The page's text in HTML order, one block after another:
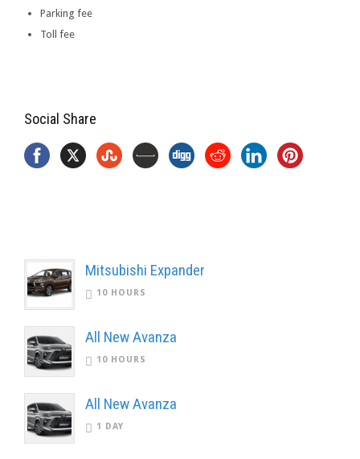
Parking fee
Toll fee
Social Share
Mitsubishi Expander
10 HOURS
All New Avanza
10 HOURS
All New Avanza
1 DAY